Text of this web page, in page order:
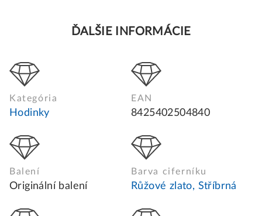
ĎALŠIE INFORMÁCIE
Kategória
Hodinky
EAN
8425402504840
Balení
Originální balení
Barva ciferníku
Růžové zlato, Stříbrná